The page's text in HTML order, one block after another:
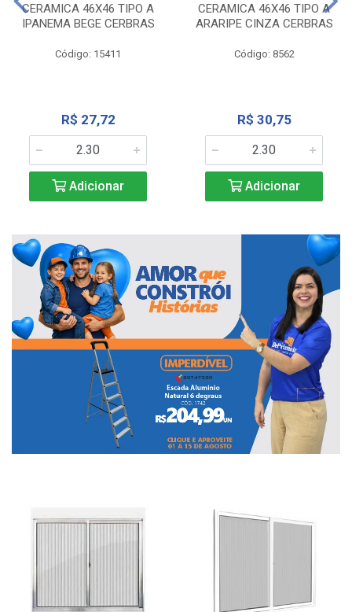
CERAMICA 46X46 TIPO A
IPANEMA BEGE CERBRAS
Código: 15411
R$ 27,72
Adicionar
CERAMICA 46X46 TIPO A
ARARIPE CINZA CERBRAS
Código: 8562
R$ 30,75
Adicionar